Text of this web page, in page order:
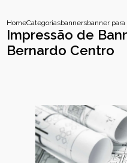
HomeCategoriasbannersbanner para
Impressão de
Bernardo Centro